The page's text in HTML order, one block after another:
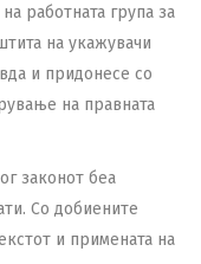
работната група за
на укажувачи
и придонесе со
на правната
законот беа
Со добиените
и примената на